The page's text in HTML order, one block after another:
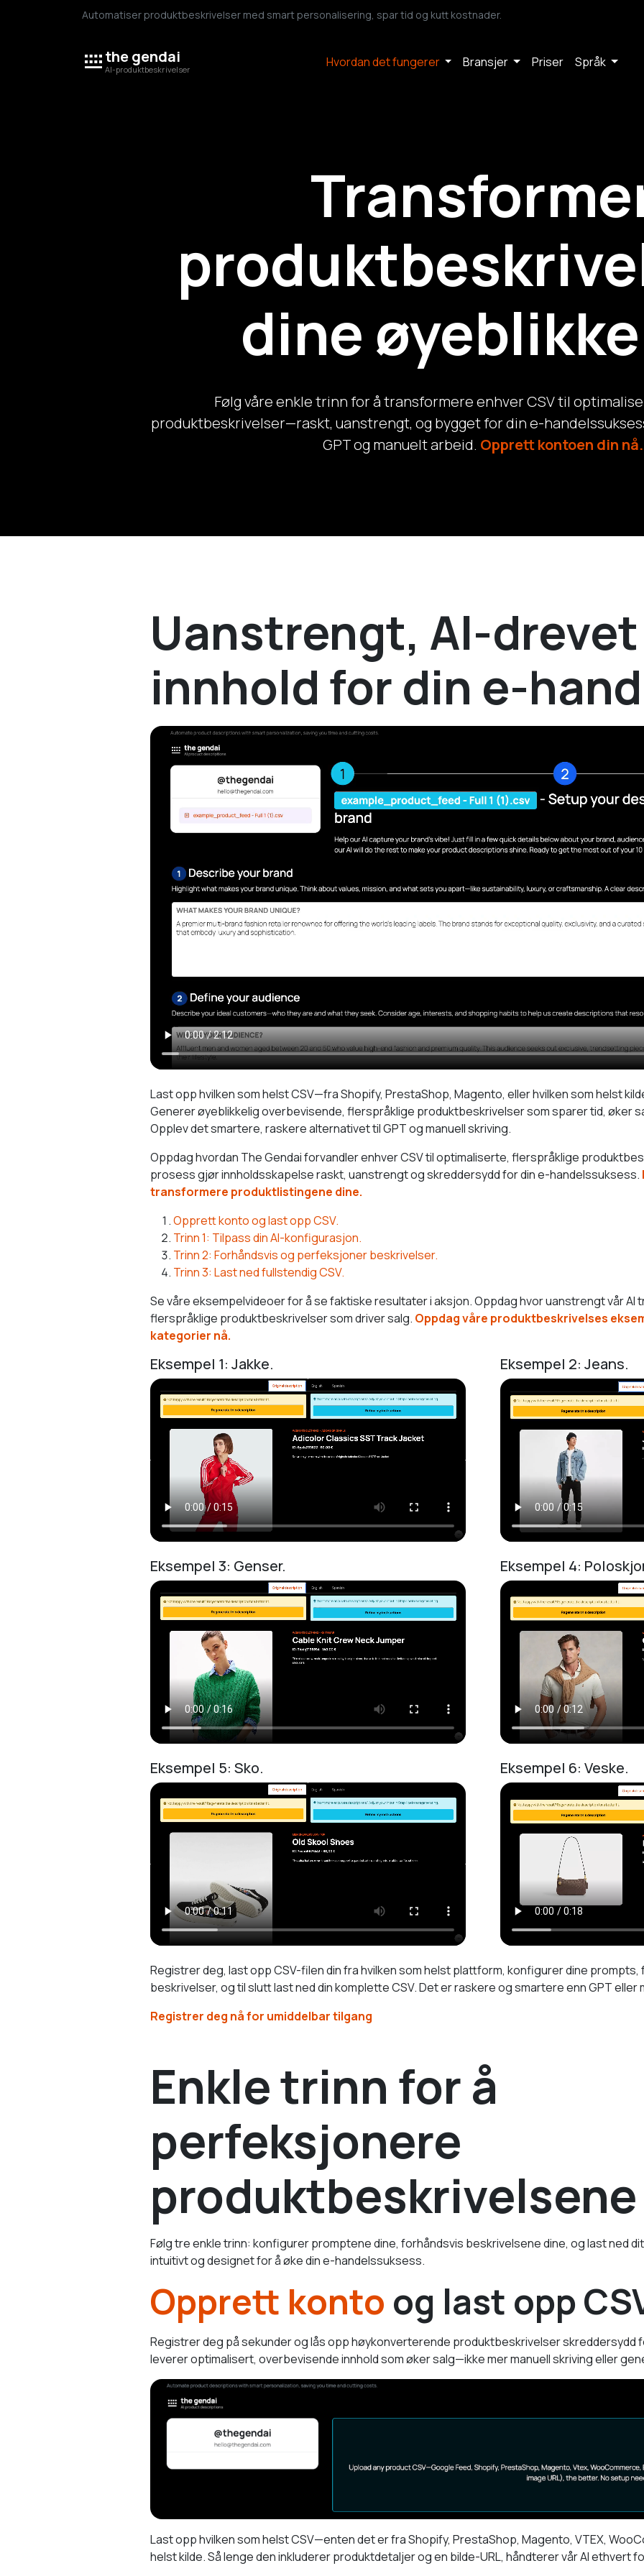
Automatiser produktbeskrivelser med smart personalisering, spar tid og kutt kostnader.
the gendai
AI-produktbeskrivelser Hvordan det fungerer Bransjer Priser Språk
dine
Følg våre enkle trinn for å transformere enhver CSV til
produktbeskrivelser—raskt, uanstrengt, og bygget for din e-
GPT og manuelt arbeid. Opprett kontoen din nå.
Uanstrengt, AI-drevet
innhold for din e-
Last opp hvilken som helst CSV—fra Shopify, PrestaShop, Magento, eller hvilken som helst
Generer øyeblikkelig overbevisende, flerspråklige produktbeskrivelser som sparer tid, øker
Opplev det smartere, raskere alternativet til GPT og manuell skriving.
Oppdag hvordan The Gendai forvandler enhver CSV til optimaliserte, flerspråklige
prosess gjør innholdsskapelse raskt, uanstrengt og skreddersydd for din e-handelssuksess.
transformere produktlistingene dine.
Opprett konto og last opp CSV.
Trinn 1: Tilpass din AI-konfigurasjon.
Trinn 2: Forhåndsvis og perfeksjoner beskrivelser.
Trinn 3: Last ned fullstendig CSV.
Se våre eksempelvideoer for å se faktiske resultater i aksjon. Oppdag hvor uanstrengt vår AI
flerspråklige produktbeskrivelser som driver salg. Oppdag våre produktbeskrivelses
kategorier nå.
Eksempel 1: Jakke. Eksempel 2: Jeans.
Eksempel 3: Genser. Eksempel 4:
Eksempel 5: Sko. Eksempel 6: Veske.
Registrer deg, last opp CSV-filen din fra hvilken som helst plattform, konfigurer dine
beskrivelser, og til slutt last ned din komplette CSV. Det er raskere og smartere enn GPT eller
Registrer deg nå for umiddelbar tilgang
Enkle trinn for å
perfeksjonere
Følg tre enkle trinn: konfigurer promptene dine, forhåndsvis beskrivelsene dine, og last ned
intuitivt og designet for å øke din e-handelssuksess.
Opprett konto og last opp
Registrer deg på sekunder og lås opp høykonverterende produktbeskrivelser skreddersydd
leverer optimalisert, overbevisende innhold som øker salg—ikke mer manuell skriving eller
Last opp hvilken som helst CSV—enten det er fra Shopify, PrestaShop, Magento, VTEX,
helst kilde. Så lenge den inkluderer produktdetaljer og en bilde-URL, håndterer vår AI ethvert